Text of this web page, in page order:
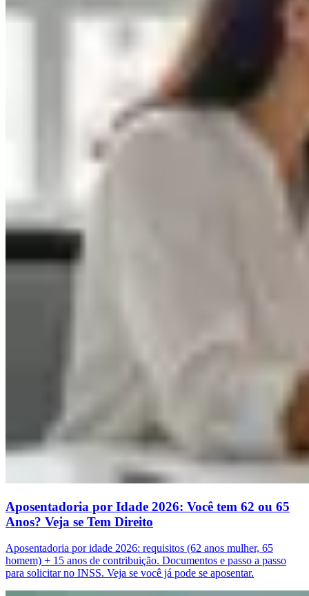
Aposentadoria por Idade 2026: Você tem 62 ou 65
Anos? Veja se Tem Direito
Aposentadoria por idade 2026: requisitos (62 anos mulher, 65
homem) + 15 anos de contribuição. Documentos e passo a passo
para solicitar no INSS. Veja se você já pode se aposentar.